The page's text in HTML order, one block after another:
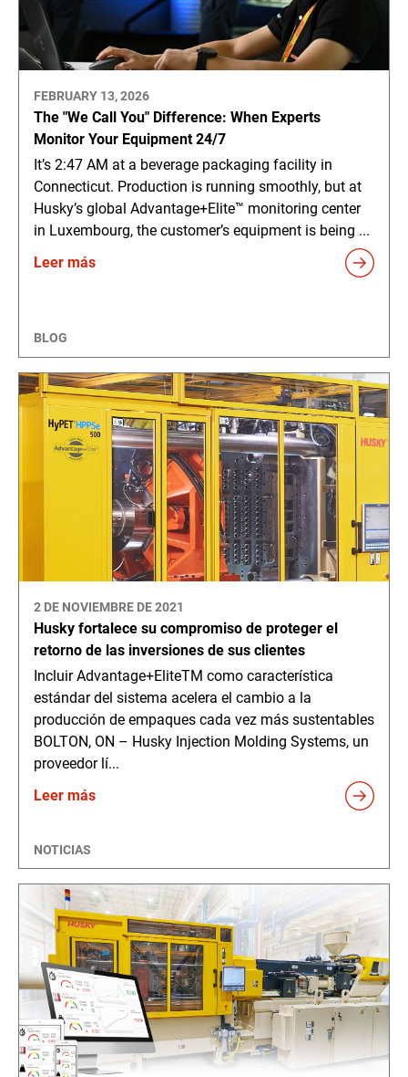
FEBRUARY 13, 2026
The "We Call You" Difference: When Experts
Monitor Your Equipment 24/7
It’s 2:47 AM at a beverage packaging facility in
Connecticut. Production is running smoothly, but at
Husky’s global Advantage+Elite™ monitoring center
in Luxembourg, the customer’s equipment is being ...
Leer más
BLOG
2 DE NOVIEMBRE DE 2021
Husky fortalece su compromiso de proteger el
retorno de las inversiones de sus clientes
Incluir Advantage+EliteTM como característica
estándar del sistema acelera el cambio a la
producción de empaques cada vez más sustentables
BOLTON, ON – Husky Injection Molding Systems, un
proveedor lí...
Leer más
NOTICIAS